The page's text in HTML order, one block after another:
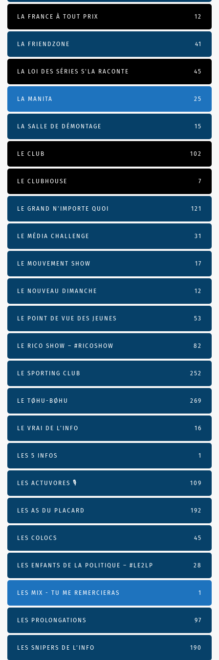
LA FRANCE À TOUT PRIX 12
LA FRIENDZONE 41
LA LOI DES SÉRIES S'LA RACONTE 45
LA MANITA 25
LA SALLE DE DÉMONTAGE 15
LE CLUB 102
LE CLUBHOUSE 7
LE GRAND N’IMPORTE QUOI 121
LE MÉDIA CHALLENGE 31
LE MOUVEMENT SHOW 17
LE NOUVEAU DIMANCHE 12
LE POINT DE VUE DES JEUNES 53
LE RICO SHOW – #RICOSHOW 82
LE SPORTING CLUB 252
LE TØHU-BØHU 269
LE VRAI DE L’INFO 16
LES 5 INFOS 1
LES ACTUVORES 🎙 109
LES AS DU PLACARD 192
LES COLOCS 45
LES ENFANTS DE LA POLITIQUE – #LE2LP 28
LES MIX - TU ME REMERCIERAS 1
LES PROLONGATIONS 97
LES SNIPERS DE L’INFO 190